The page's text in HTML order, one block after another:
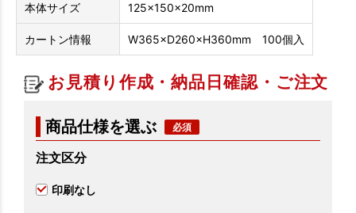
本体サイズ 125×150×20mm
カートン情報 W365×D260×H360mm 100個入
お見積り作成・納品日確認・ご注文
商品仕様を選ぶ
注文区分
印刷なし